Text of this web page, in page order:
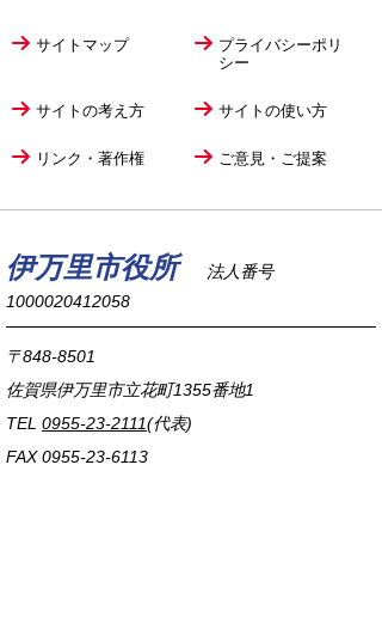
サイトマップ
プライバシーポリ
シー
サイトの考え方 サイトの使い方
リンク・著作権 ご意見・ご提案
伊万里市役所
法人番号
1000020412058
〒848-8501
佐賀県伊万里市立花町1355番地1
TEL 0955-23-2111(代表)
FAX 0955-23-6113